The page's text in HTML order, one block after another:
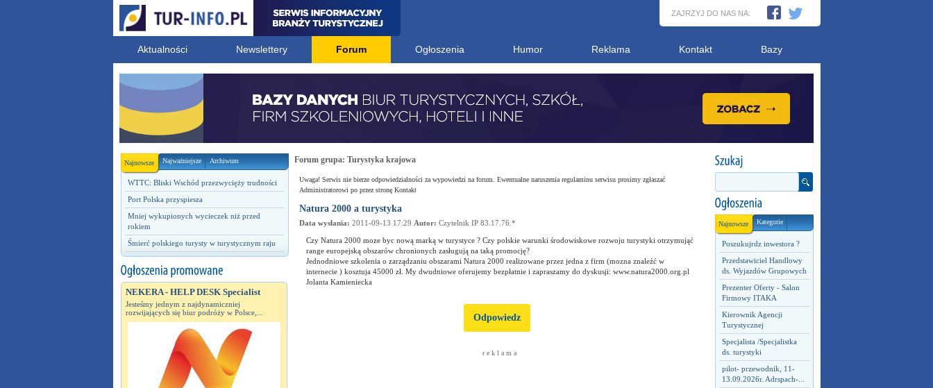
ZAJRZYJ DO NAS NA:
Aktualności Newslettery Forum Ogłoszenia Humor Reklama Kontakt Bazy
Najnowsze Najważniejsze Archiwum
WTTC: Bliski Wschód przezwycięży trudności
Port Polska przyspiesza
Mniej wykupionych wycieczek niż przed
rokiem
Śmierć polskiego turysty w turystycznym raju
NEKERA - HELP DESK Specialist
Jesteśmy jednym z najdynamiczniej
rozwijających się biur podróży w Polsce,...
Najnowsze Kategorie
Poszukujrdz inwestora ?
Przedstawiciel Handlowy
ds. Wyjazdów Grupowych
Prezenter Oferty - Salon
Firmowy ITAKA
Kierownik Agencji
Turystycznej
Specjalista /Specjalistka
ds. turystyki
pilot- przewodnik, 11-
13.09.2026r. Adrspach-...
Forum grupa: Turystyka krajowa
Uwaga! Serwis nie bierze odpowiedzialności za wypowiedzi na forum. Ewentualne naruszenia regulaminu serwisu prosimy zgłaszać
Administratorowi po przez stronę Kontakt
Natura 2000 a turystyka
Data wysłania: 2011-09-13 17:29 Autor: Czytelnik IP 83.17.76.*
Czy Natura 2000 moze byc nową marką w turystyce ? Czy polskie warunki środowiskowe rozwoju turystyki otrzymująć
range europejską obszarów chronionych zasługują na taką promocję?
Jednodniowe szkolenia o zarządzaniu obszarami Natura 2000 realizowane przez jedna z firm (mozna znaleźć w
internecie ) kosztuja 45000 zł. My dwudniowe oferujemy bezpłatnie i zapraszamy do dyskusji: www.natura2000.org.pl
Jolanta Kamieniecka
Odpowiedz
r e k l a m a